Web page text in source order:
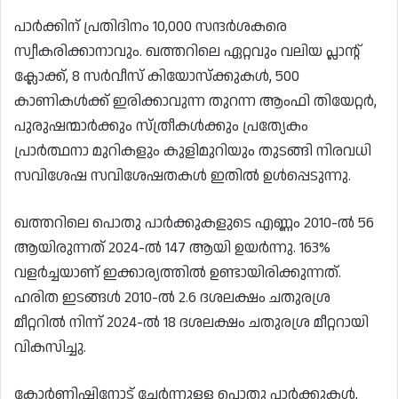
പാർക്കിന് പ്രതിദിനം 10,000 സന്ദർശകരെ
സ്വീകരിക്കാനാവും. ഖത്തറിലെ ഏറ്റവും വലിയ പ്ലാൻ്റ്
ക്ലോക്ക്, 8 സർവീസ് കിയോസ്‌ക്കുകൾ, 500
കാണികൾക്ക് ഇരിക്കാവുന്ന തുറന്ന ആംഫി തിയേറ്റർ,
പുരുഷന്മാർക്കും സ്ത്രീകൾക്കും പ്രത്യേകം
പ്രാർത്ഥനാ മുറികളും കുളിമുറിയും തുടങ്ങി നിരവധി
സവിശേഷ സവിശേഷതകൾ ഇതിൽ ഉൾപ്പെടുന്നു.
ഖത്തറിലെ പൊതു പാർക്കുകളുടെ എണ്ണം 2010-ൽ 56
ആയിരുന്നത് 2024-ൽ 147 ആയി ഉയർന്നു. 163%
വളർച്ചയാണ് ഇക്കാര്യത്തിൽ ഉണ്ടായിരിക്കുന്നത്.
ഹരിത ഇടങ്ങൾ 2010-ൽ 2.6 ദശലക്ഷം ചതുരശ്ര
മീറ്ററിൽ നിന്ന് 2024-ൽ 18 ദശലക്ഷം ചതുരശ്ര മീറ്ററായി
വികസിച്ചു.
കോർണിഷിനോട് ചേർന്നുള്ള പൊതു പാർക്കുകൾ,